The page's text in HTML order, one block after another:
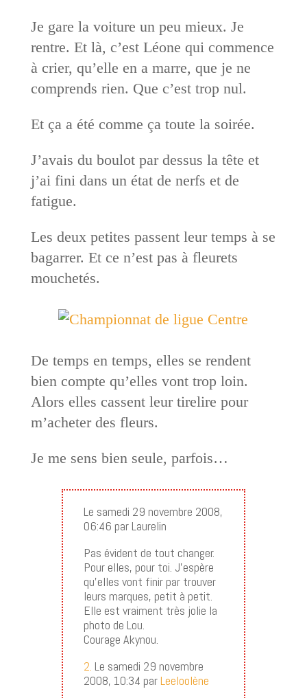
Je gare la voiture un peu mieux. Je
rentre. Et là, c’est Léone qui commence
à crier, qu’elle en a marre, que je ne
comprends rien. Que c’est trop nul.
Et ça a été comme ça toute la soirée.
J’avais du boulot par dessus la tête et
j’ai fini dans un état de nerfs et de
fatigue.
Les deux petites passent leur temps à se
bagarrer. Et ce n’est pas à fleurets
mouchetés.
De temps en temps, elles se rendent
bien compte qu’elles vont trop loin.
Alors elles cassent leur tirelire pour
m’acheter des fleurs.
Je me sens bien seule, parfois…
Le samedi 29 novembre 2008,
06:46 par Laurelin
Pas évident de tout changer.
Pour elles, pour toi. J’espère
qu’elles vont finir par trouver
leurs marques, petit à petit.
Elle est vraiment très jolie la
photo de Lou.
Courage Akynou.
2. Le samedi 29 novembre
2008, 10:34 parLeeloolène